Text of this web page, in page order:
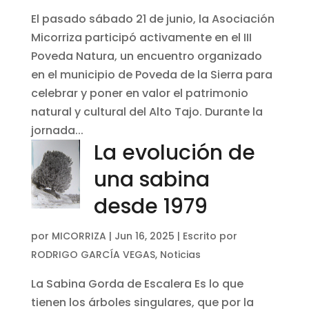
El pasado sábado 21 de junio, la Asociación
Micorriza participó activamente en el III
Poveda Natura, un encuentro organizado
en el municipio de Poveda de la Sierra para
celebrar y poner en valor el patrimonio
natural y cultural del Alto Tajo. Durante la
jornada...
La evolución de
una sabina
desde 1979
por MICORRIZA | Jun 16, 2025 | Escrito por
RODRIGO GARCÍA VEGAS, Noticias
La Sabina Gorda de Escalera Es lo que
tienen los árboles singulares, que por la